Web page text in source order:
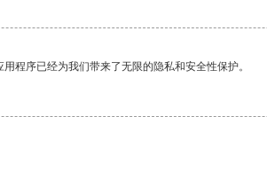
程序已经为我们带来了无限的隐私和安全性保护。